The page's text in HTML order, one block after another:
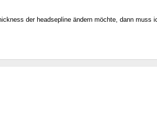
der headsepline ändern möchte, dann muss